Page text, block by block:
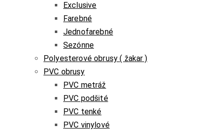
Exclusive
Farebné
Jednofarebné
Sezónne
Polyesterové obrusy ( žakar )
PVC obrusy
PVC metráž
PVC podšité
PVC tenké
PVC vinylové